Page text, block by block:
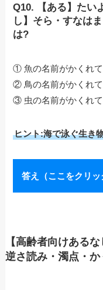
Q10. 【ある】たい
し】そら・すなは
は?
① 魚の名前がかくれ
② 鳥の名前がかくれ
③ 虫の名前がかくれ
ヒント:海で泳ぐ生き
答え（ここをクリッ
【高齢者向けある
逆さ読み・濁点・か